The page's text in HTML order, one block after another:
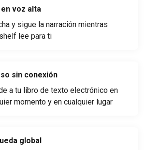
voz alta
y sigue la narración mientras
lee para ti
sin conexión
a tu libro de texto electrónico en
momento y en cualquier lugar
global